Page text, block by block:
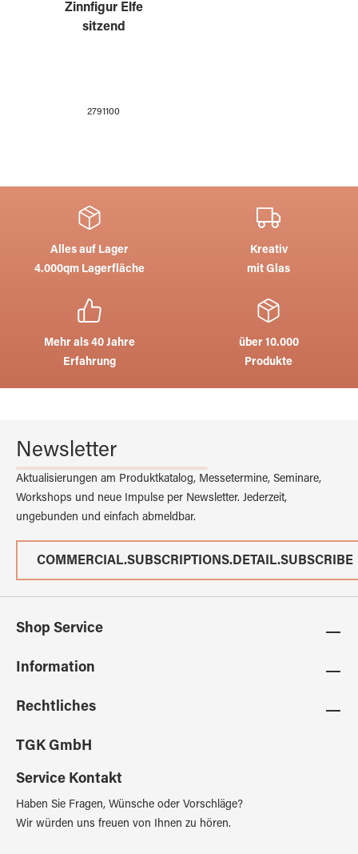
Zinnfigur Elfe
sitzend
2791100
Alles auf Lager
4.000qm Lagerfläche
Kreativ
mit Glas
Mehr als 40 Jahre
Erfahrung
über 10.000
Produkte
Newsletter
Aktualisierungen am Produktkatalog, Messetermine, Seminare,
Workshops und neue Impulse per Newsletter. Jederzeit,
ungebunden und einfach abmeldbar.
COMMERCIAL.SUBSCRIPTIONS.DETAIL.SUBSCRIBE
Shop Service
Information
Rechtliches
TGK GmbH
Service Kontakt
Haben Sie Fragen, Wünsche oder Vorschläge?
Wir würden uns freuen von Ihnen zu hören.